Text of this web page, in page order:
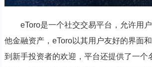
eToro是一个社交交易平台，允许用
他金融资产，eToro以其用户友好的界面
到新手投资者的欢迎，平台还提供了一个